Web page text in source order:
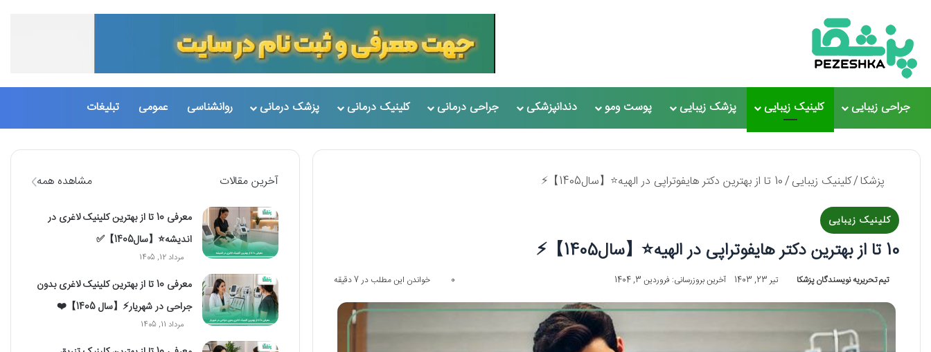
جراحی زیبایی کلینیک زیبایی پزشک زیبایی پوست ومو دندانپزشکی جراحی درمانی کلینیک درمانی پزشک درمانی روانشناسی عمومی تبلیغات
پزشکا/کلینیک زیبایی/10 تا از بهترین دکتر هایفوتراپی در الهیه⭐【سال1405】⚡
کلینیک زیبایی
10 تا از بهترین دکتر هایفوتراپی در الهیه⭐【سال1405】⚡
تیم تحریریه نویسندگان پزشکا تیر 23, 1403 آخرین بروزرسانی: فروردین 3, 1404 0 خواندن این مطلب در 7 دقیقه
آخرین مقالات مشاهده همه
معرفی 10 تا از بهترین کلینیک لاغری در
اندیشه⭐【سال1405】✅
مرداد 12, 1405
معرفی 10 تا از بهترین کلینیک لاغری بدون
جراحی در شهریار⚡【سال 1405】❤️
مرداد 11, 1405